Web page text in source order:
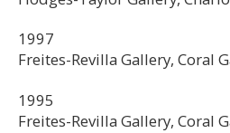
1997
Freites-Revilla Gallery, Coral
1995
Freites-Revilla Gallery, Coral